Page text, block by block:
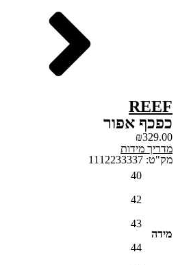
REEF
כפכף אפור
₪329.00
מדריך מידות
מק"ט: 1112233337
מידה
40
42
43
44